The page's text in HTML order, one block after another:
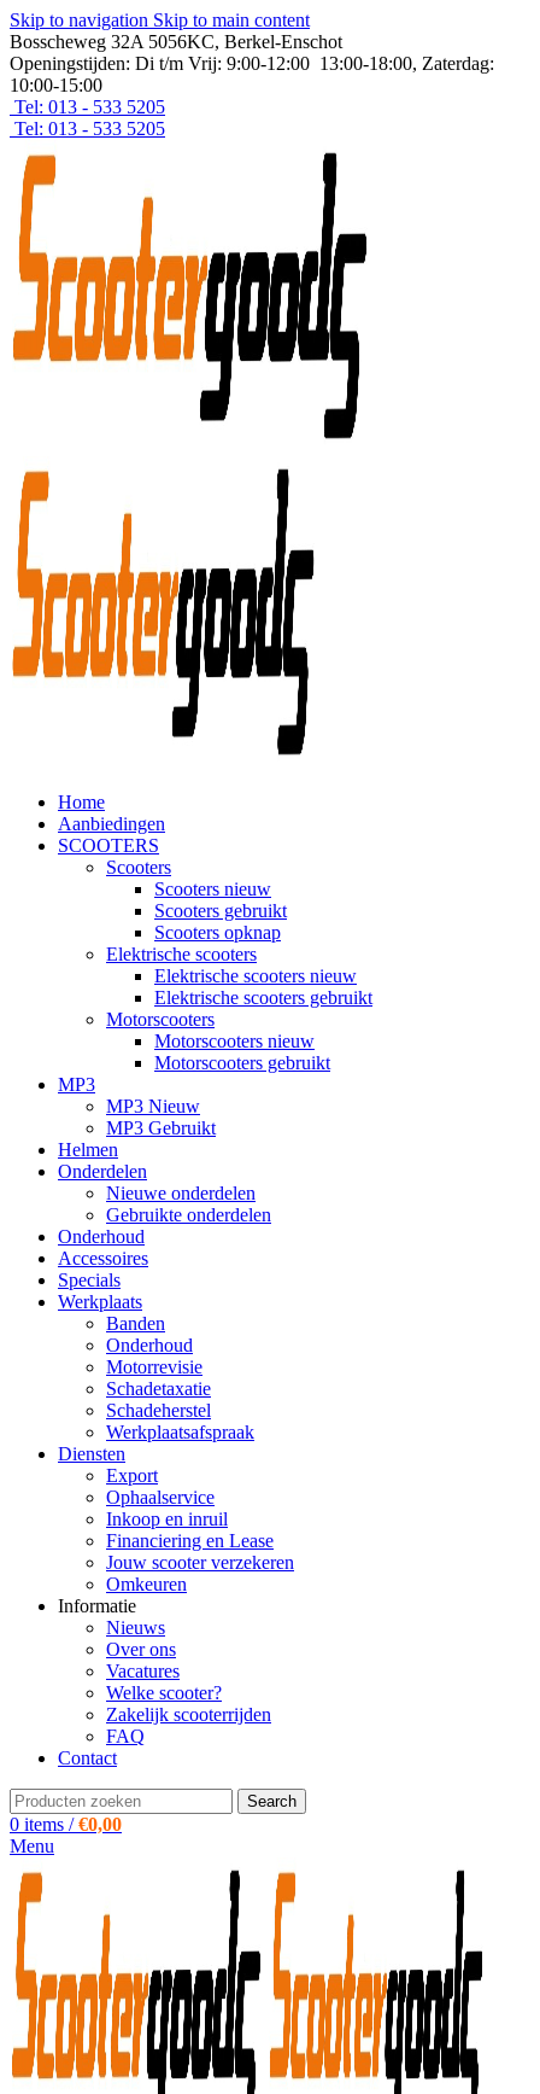
Skip to navigation Skip to main content
Bosscheweg 32A 5056KC, Berkel-Enschot
Openingstijden: Di t/m Vrij: 9:00-12:00 13:00-18:00, Zaterdag:
10:00-15:00
Tel: 013 - 533 5205
Tel: 013 - 533 5205
Home
Aanbiedingen
SCOOTERS
Scooters
Scooters nieuw
Scooters gebruikt
Scooters opknap
Elektrische scooters
Elektrische scooters nieuw
Elektrische scooters gebruikt
Motorscooters
Motorscooters nieuw
Motorscooters gebruikt
MP3
MP3 Nieuw
MP3 Gebruikt
Helmen
Onderdelen
Nieuwe onderdelen
Gebruikte onderdelen
Onderhoud
Accessoires
Specials
Werkplaats
Banden
Onderhoud
Motorrevisie
Schadetaxatie
Schadeherstel
Werkplaatsafspraak
Diensten
Export
Ophaalservice
Inkoop en inruil
Financiering en Lease
Jouw scooter verzekeren
Omkeuren
Informatie
Nieuws
Over ons
Vacatures
Welke scooter?
Zakelijk scooterrijden
FAQ
Contact
Search
0 items / €0,00
Menu